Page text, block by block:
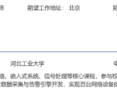
工作年限: 4年 政治面貌: 党
望工作地址: 北京 期望薪资: